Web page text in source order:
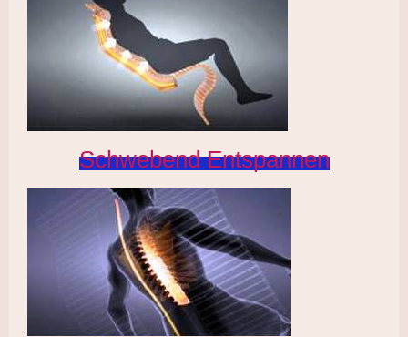
Schwebend Entspannen